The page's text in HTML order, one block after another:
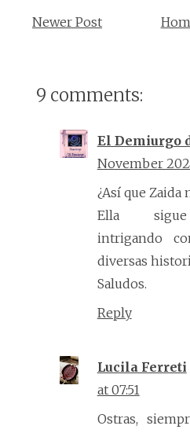
Newer Post
9 comments:
El Demiurgo
November
¿Así que
Ella sigue
intrigando
diversas
Saludos.
Reply
Lucila Ferreti
at 07:51
Ostras,